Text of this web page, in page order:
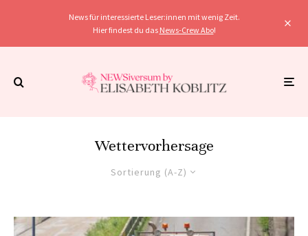
News für interessierte Leser:innen mit wenig Zeit.
Hier findest du das News-Crew Abo!
Wettervorhersage
Sortierung (A-Z)